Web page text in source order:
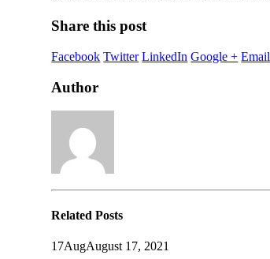
Share this post
Facebook Twitter LinkedIn Google + Email
Author
RelatedPosts
17AugAugust 17, 2021